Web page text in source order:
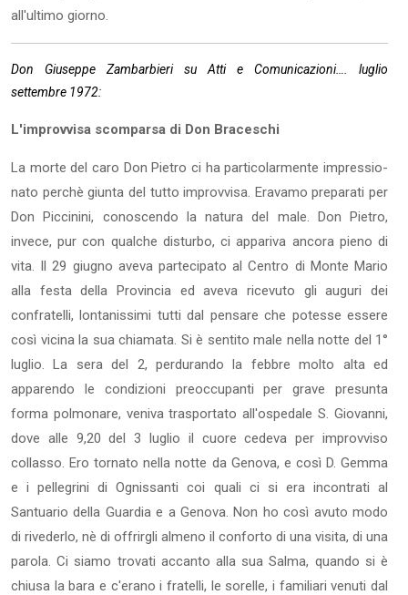
all'ultimo giorno.
Don Giuseppe Zambarbieri su Atti e Comunicazioni…. luglio
settembre 1972:
L'improvvisa scomparsa di Don Braceschi
La morte del caro Don Pietro ci ha particolarmente impressio­
nato perchè giunta del tutto improvvisa. Eravamo preparati per
Don Piccinini, conoscendo la natura del male. Don Pietro,
invece, pur con qualche disturbo, ci appariva ancora pieno di
vita. Il 29 giugno aveva partecipato al Centro di Monte Mario
alla festa della Provincia ed aveva ricevuto gli auguri dei
confratelli, lontanissimi tutti dal pensare che potesse essere
così vicina la sua chiamata. Si è sentito male nella notte del 1°
luglio. La sera del 2, perdurando la febbre molto alta ed
apparendo le condizioni preoccupanti per grave presunta
forma polmonare, veniva trasportato all'ospedale S. Giovanni,
dove alle 9,20 del 3 luglio il cuore cedeva per improv­viso
collasso. Ero tornato nella notte da Genova, e così D. Gemma
e i pellegrini di Ognissanti coi quali ci si era incontrati al
Santuario della Guardia e a Genova. Non ho così avuto modo
di rivederlo, nè di offrirgli almeno il conforto di una visita, di una
parola. Ci siamo trovati accanto alla sua Salma, quando si è
chiusa la bara e c'erano i fratelli, le sorelle, i familiari venuti dal